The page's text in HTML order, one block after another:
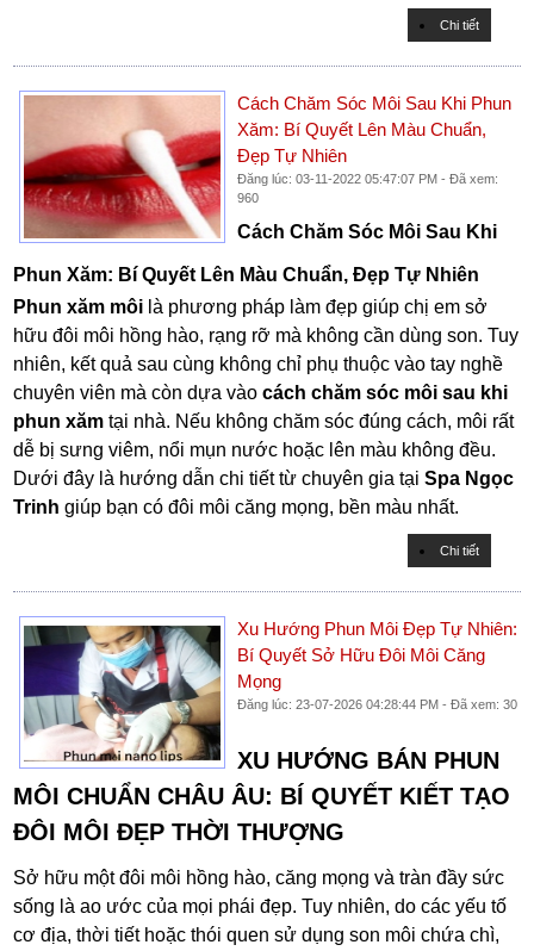
Chi tiết
Cách Chăm Sóc Môi Sau Khi Phun
Xăm: Bí Quyết Lên Màu Chuẩn,
Đẹp Tự Nhiên
Đăng lúc: 03-11-2022 05:47:07 PM - Đã xem:
960
Cách Chăm Sóc Môi Sau Khi
Phun Xăm: Bí Quyết Lên Màu Chuẩn, Đẹp Tự Nhiên
Phun xăm môi là phương pháp làm đẹp giúp chị em sở
hữu đôi môi hồng hào, rạng rỡ mà không cần dùng son. Tuy
nhiên, kết quả sau cùng không chỉ phụ thuộc vào tay nghề
chuyên viên mà còn dựa vàocách chăm sóc môi sau khi
phun xăm tại nhà. Nếu không chăm sóc đúng cách, môi rất
dễ bị sưng viêm, nổi mụn nước hoặc lên màu không đều.
Dưới đây là hướng dẫn chi tiết từ chuyên gia tạiSpa Ngọc
Trinh giúp bạn có đôi môi căng mọng, bền màu nhất.
Chi tiết
Xu Hướng Phun Môi Đẹp Tự Nhiên:
Bí Quyết Sở Hữu Đôi Môi Căng
Mọng
Đăng lúc: 23-07-2026 04:28:44 PM - Đã xem: 30
XU HƯỚNG BÁN PHUN
MÔI CHUẨN CHÂU ÂU: BÍ QUYẾT KIẾT TẠO
ĐÔI MÔI ĐẸP THỜI THƯỢNG
Sở hữu một đôi môi hồng hào, căng mọng và tràn đầy sức
sống là ao ước của mọi phái đẹp. Tuy nhiên, do các yếu tố
cơ địa, thời tiết hoặc thói quen sử dụng son môi chứa chì,